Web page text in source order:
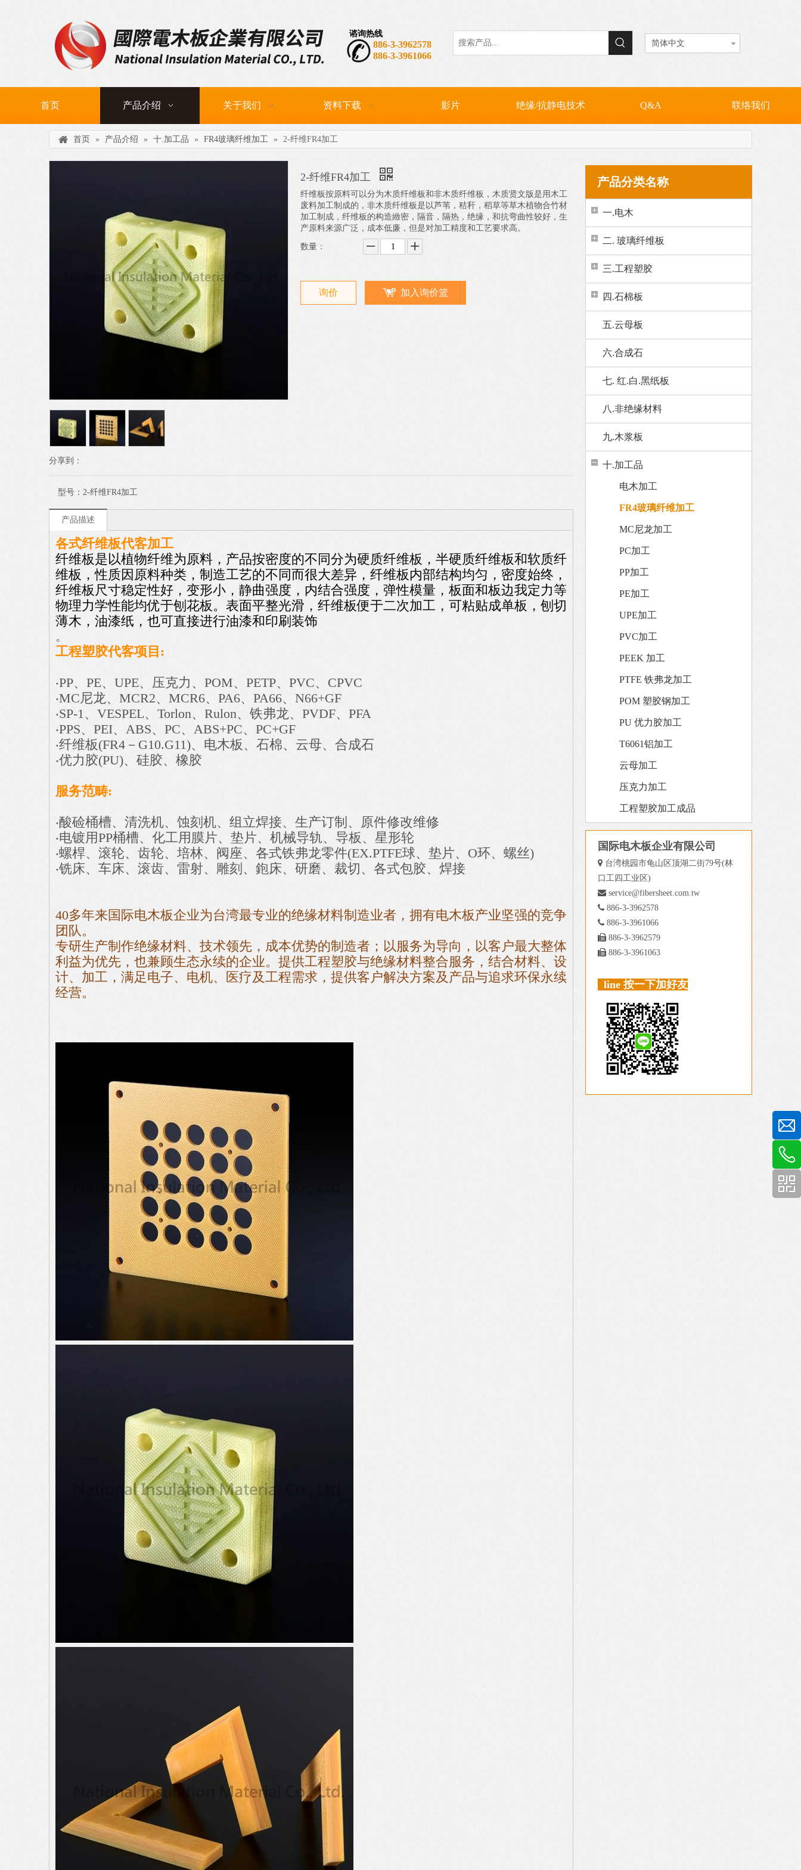
谘询热线
886-3-3962578
886-3-3961066
热门关键词： 抗静电电木板 抗静电纤维板 PC板 / PC扩散板
简体中文
首页 产品介绍 关于我们 资料下载 影片 绝缘/抗静电技术 Q&A 联络我们
首页 » 产品介绍 » 十.加工品 » FR4玻璃纤维加工 » 2-纤维FR4加工
分享到：
2-纤维FR4加工
纤维板按原料可以分为木质纤维板和非木质纤维板，木质贤文版是用木工
废料加工制成的，非木质纤维板是以芦苇，秸秆，稻草等草木植物合竹材
加工制成，纤维板的构造緻密，隔音，隔热，绝缘，和抗弯曲性较好，生
产原料来源广泛，成本低廉，但是对加工精度和工艺要求高。
数量：
询价 加入询价篮
型号： 2-纤维FR4加工
产品描述
各式纤维板代客加工
纤维板是以植物纤维为原料，产品按密度的不同分为硬质纤维板，半硬质纤维板和软质纤
维板，性质因原料种类，制造工艺的不同而很大差异，纤维板内部结构均匀，密度始终，
纤维板尺寸稳定性好，变形小，静曲强度，内结合强度，弹性模量，板面和板边我定力等
物理力学性能均优于刨花板。表面平整光滑，纤维板便于二次加工，可粘贴成单板，刨切
薄木，油漆纸，也可直接进行油漆和印刷装饰
。
工程塑胶代客项目 :
‧PP、PE、UPE、压克力、POM、PETP、PVC、CPVC
‧MC尼龙、MCR2、MCR6、PA6、PA66、N66+GF
‧SP-1、VESPEL、Torlon、Rulon、铁弗龙、PVDF、PFA
‧PPS、PEI、ABS、PC、ABS+PC、PC+GF
‧纤维板(FR4－G10.G11)、电木板、石棉、云母、合成石
‧优力胶(PU)、硅胶、橡胶
服务范畴:
‧酸硷桶槽、清洗机、蚀刻机、组立焊接、生产订制、原件修改维修
‧电镀用PP桶槽、化工用膜片、垫片、机械导轨、导板、星形轮
‧螺桿、滚轮、齿轮、培林、阀座、各式铁弗龙零件(EX.PTFE球、垫片、O环、螺丝)
‧铣床、车床、滚齿、雷射、雕刻、鉋床、研磨、裁切、各式包胶、焊接
40多年来国际电木板企业为台湾最专业的绝缘材料制造业者，拥有电木板产业坚强的竞争
团队。
专研生产制作绝缘材料、技术领先，成本优势的制造者；以服务为导向，以客户最大整体
利益为优先，也兼顾生态永续的企业。提供工程塑胶与绝缘材料整合服务，结合材料、设
计、加工，满足电子、电机、医疗及工程需求，提供客户解决方案及产品与追求环保永续
经营。
产品分类名称
一.电木
二. 玻璃纤维板
三.工程塑胶
四.石棉板
五.云母板
六.合成石
七. 红.白.黑纸板
八.非绝缘材料
九.木浆板
十.加工品
电木加工
FR4玻璃纤维加工
MC尼龙加工
PC加工
PP加工
PE加工
UPE加工
PVC加工
PEEK 加工
PTFE 铁弗龙加工
POM 塑胶钢加工
PU 优力胶加工
T6061铝加工
云母加工
压克力加工
工程塑胶加工成品
国际电木板企业有限公司
 台湾桃园市龟山区顶湖二街79号(林
口工四工业区)
 service@fibersheet.com.tw
 886-3-3962578
 886-3-3961066
 886-3-3962579
 886-3-3961063
line 按一下加好友